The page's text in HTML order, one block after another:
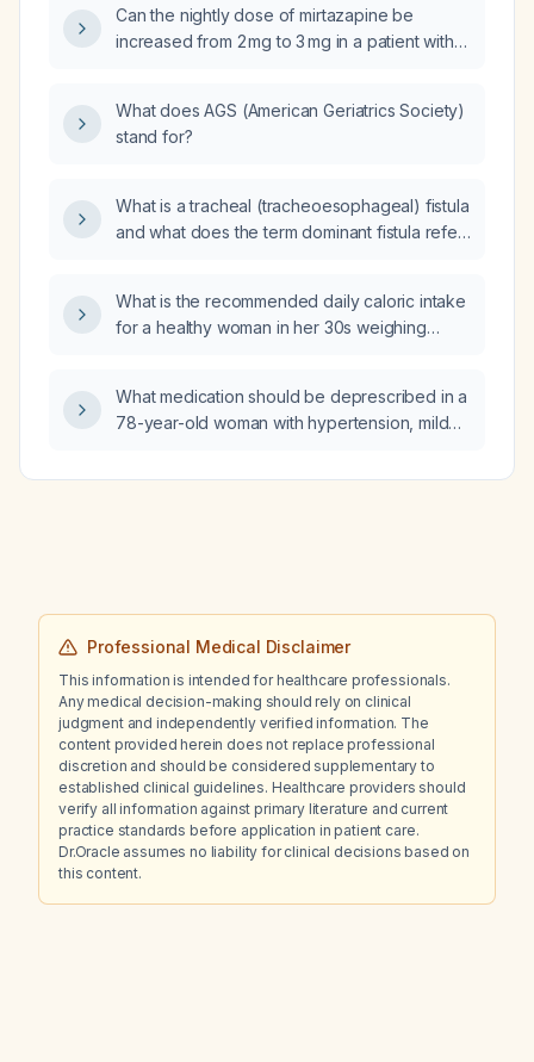
the likely significance and what initial
evaluation and management steps are
Can the nightly dose of mirtazapine be
increased from 2 mg to 3 mg in a patient with
currently taking melatonin 300 µg time‑release
and has discontinued magnesium and
What does AGS (American Geriatrics Society)
stand for?
What is a tracheal (tracheoesophageal) fistula
and what does the term dominant fistula refer
What is the recommended daily caloric intake
for a healthy woman in her 30s weighing
a 500 kcal per day caloric deficit?
What medication should be deprescribed in a
78-year-old woman with hypertension, mild
Professional Medical Disclaimer
This information is intended for healthcare professionals.
Any medical decision-making should rely on clinical
judgment and independently verified information. The
content provided herein does not replace professional
discretion and should be considered supplementary to
established clinical guidelines. Healthcare providers should
verify all information against primary literature and current
practice standards before application in patient care.
Dr.Oracle assumes no liability for clinical decisions based on
this content.